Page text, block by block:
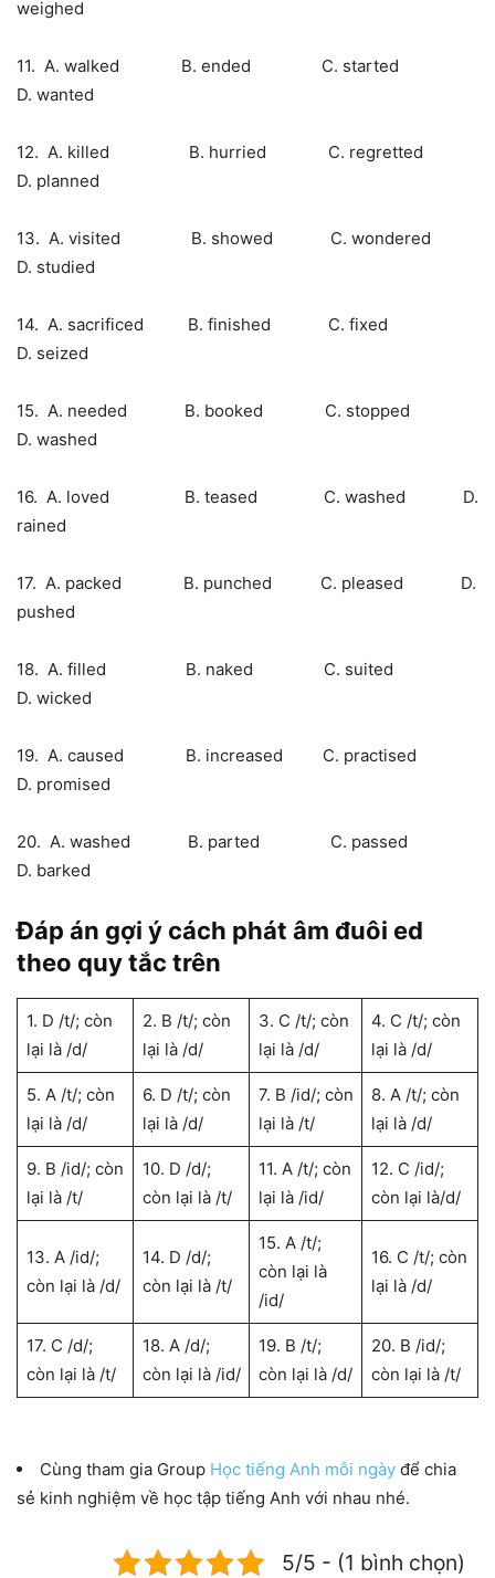
weighed
11. A. walked B. ended C. started
D. wanted
12. A. killed B. hurried C. regretted
D. planned
13. A. visited B. showed C. wondered
D. studied
14. A. sacrificed B. finished C. fixed
D. seized
15. A. needed B. booked C. stopped
D. washed
16. A. loved B. teased C. washed D.
rained
17. A. packed B. punched C. pleased D.
pushed
18. A. filled B. naked C. suited
D. wicked
19. A. caused B. increased C. practised
D. promised
20. A. washed B. parted C. passed
D. barked
Đáp án gợi ý cách phát âm đuôi ed
theo quy tắc trên
1. D /t/; còn
lại là /d/
2. B /t/; còn
lại là /d/
3. C /t/; còn
lại là /d/
4. C /t/; còn
lại là /d/
5. A /t/; còn
lại là /d/
6. D /t/; còn
lại là /d/
7. B /id/; còn
lại là /t/
8. A /t/; còn
lại là /d/
9. B /id/; còn
lại là /t/
10. D /d/;
còn lại là /t/
11. A /t/; còn
lại là /id/
12. C /id/;
còn lại là/d/
13. A /id/;
còn lại là /d/
14. D /d/;
còn lại là /t/
15. A /t/;
còn lại là
/id/
16. C /t/; còn
lại là /d/
17. C /d/;
còn lại là /t/
18. A /d/;
còn lại là /id/
19. B /t/;
còn lại là /d/
20. B /id/;
còn lại là /t/
Cùng tham gia Group Học tiếng Anh mỗi ngày để chia
sẻ kinh nghiệm về học tập tiếng Anh với nhau nhé.
5/5 - (1 bình chọn)